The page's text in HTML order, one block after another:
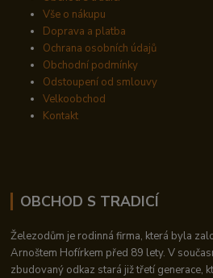
Vše o nákupu
Doprava a platba
Ochrana osobních údajů
Obchodní podmínky
Odstoupení od smlouvy
Velkoobchod
Kontakt
OBCHOD S TRADICÍ
Železodům je rodinná firma, která byla
Arnoštem Hofírkem před 89 lety. V
zbudovaný odkaz stará již třetí generace,